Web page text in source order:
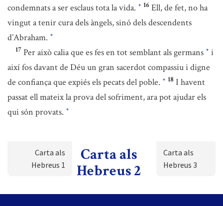
condemnats a ser esclaus tota la vida. * 16 Ell, de fet, no ha
vingut a tenir cura dels àngels, sinó dels descendents
d’Abraham. *
17 Per això calia que es fes en tot semblant als germans * i
així fos davant de Déu un gran sacerdot compassiu i digne
de confiança que expiés els pecats del poble. * 18 I havent
passat ell mateix la prova del sofriment, ara pot ajudar els
qui són provats. *
Carta als
Hebreus 1
Carta als
Hebreus 2
Carta als
Hebreus 3